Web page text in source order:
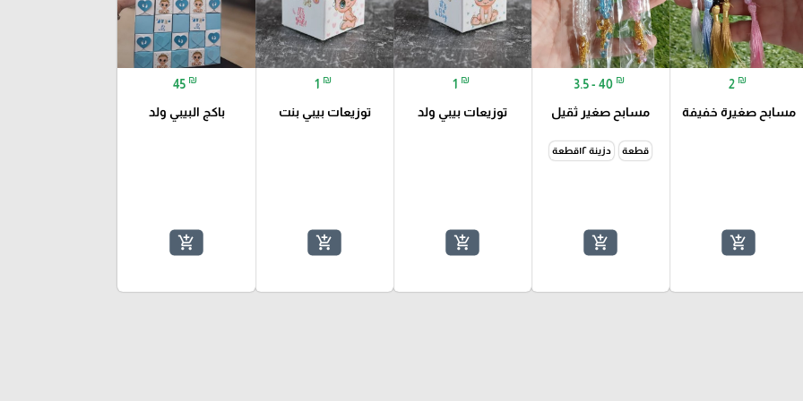
2 ₪
مسابح صغيرة خفيفة
add_shopping_cart
3.5 - 40 ₪
مسابح صغير ثقيل
قطعة دزينة ١٢قطعة
add_shopping_cart
1 ₪
توزيعات بيبي ولد
add_shopping_cart
1 ₪
توزيعات بيبي بنت
add_shopping_cart
45 ₪
باكج البيبي ولد
add_shopping_cart